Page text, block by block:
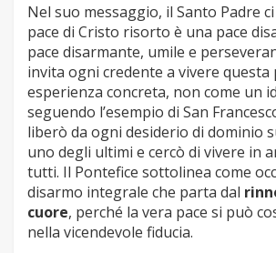
Nel suo messaggio, il Santo Padre
pace di Cristo risorto è una pace
pace disarmante, umile e
invita ogni credente a vivere questa
esperienza concreta, non come un
seguendo l’esempio di San
liberò da ogni desiderio di dominio
uno degli ultimi e cercò di vivere in
tutti. Il Pontefice sottolinea come
disarmo integrale che parta dal
cuore, perché la vera pace si può
nella vicendevole fiducia.